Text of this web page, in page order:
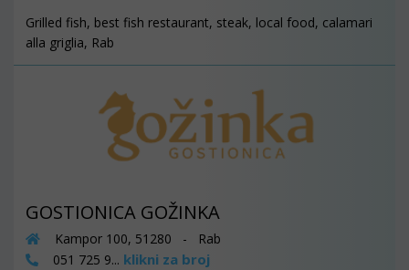
Grilled fish, best fish restaurant, steak, local food, calamari
alla griglia, Rab
GOSTIONICA GOŽINKA
Kampor 100, 51280 - Rab
051 725 9... klikni za broj